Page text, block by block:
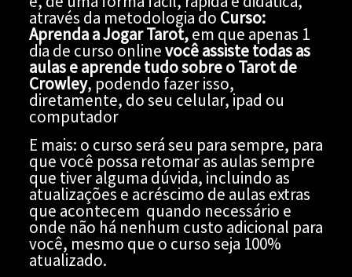
através da metodologia do Curso:
Aprenda a Jogar Tarot,em que apenas 1
dia de curso onlinevocê assiste todas as
aulas e aprende tudo sobre o Tarot de
Crowley, podendo fazer isso,
diretamente, do seu celular, ipad ou
computador
E mais: o curso será seu para sempre, para
que você possa retomar as aulas sempre
que tiver alguma dúvida, incluindo as
atualizações e acréscimo de aulas extras
que acontecem quando necessário e
onde não há nenhum custo adicional para
você, mesmo que o curso seja 100%
atualizado.